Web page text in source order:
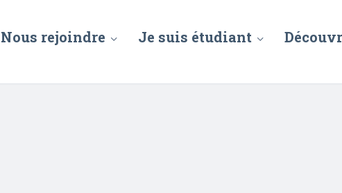
Nous rejoindre Je suis étudiant